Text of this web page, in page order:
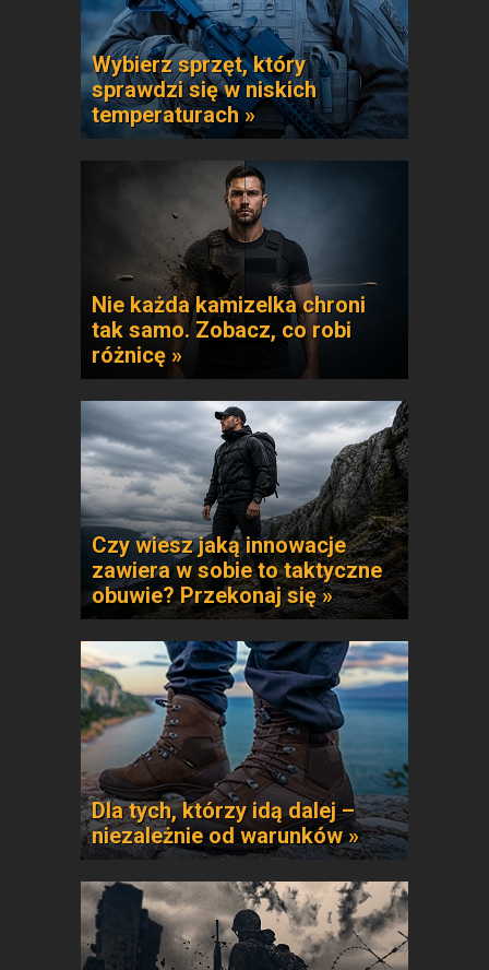
Wybierz sprzęt, który
sprawdzi się w niskich
temperaturach »
Nie każda kamizelka chroni
tak samo. Zobacz, co robi
różnicę »
Czy wiesz jaką innowacje
zawiera w sobie to taktyczne
obuwie? Przekonaj się »
Dla tych, którzy idą dalej –
niezależnie od warunków »